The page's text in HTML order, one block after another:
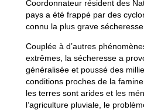
Coordonnateur résident des
pays a été frappé par des
connu la plus grave
Couplée à d’autres
extrêmes, la sécheresse a
généralisée et poussé des
conditions proches de la
les terres sont arides et les
l’agriculture pluviale, le